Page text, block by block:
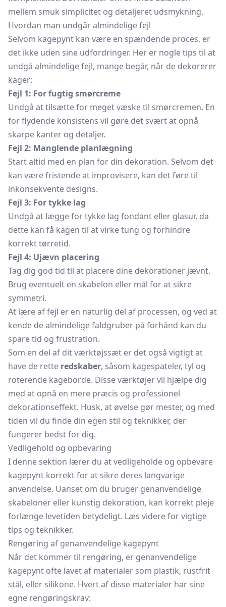
mellem smuk simplicitet og detaljeret udsmykning.
Hvordan man undgår almindelige fejl
Selvom kagepynt kan være en spændende proces, er
det ikke uden sine udfordringer. Her er nogle tips til at
undgå almindelige fejl, mange begår, når de dekorerer
kager:
Fejl 1: For fugtig smørcreme
Undgå at tilsætte for meget væske til smørcremen. En
for flydende konsistens vil gøre det svært at opnå
skarpe kanter og detaljer.
Fejl 2: Manglende planlægning
Start altid med en plan for din dekoration. Selvom det
kan være fristende at improvisere, kan det føre til
inkonsekvente designs.
Fejl 3: For tykke lag
Undgå at lægge for tykke lag fondant eller glasur, da
dette kan få kagen til at virke tung og forhindre
korrekt tørretid.
Fejl 4: Ujævn placering
Tag dig god tid til at placere dine dekorationer jævnt.
Brug eventuelt en skabelon eller mål for at sikre
symmetri.
At lære af fejl er en naturlig del af processen, og ved at
kende de almindelige faldgruber på forhånd kan du
spare tid og frustration.
Som en del af dit værktøjssæt er det også vigtigt at
have de rette redskaber, såsom kagespateler, tyl og
roterende kageborde. Disse værktøjer vil hjælpe dig
med at opnå en mere præcis og professionel
dekorationseffekt. Husk, at øvelse gør mester, og med
tiden vil du finde din egen stil og teknikker, der
fungerer bedst for dig.
Vedligehold og opbevaring
I denne sektion lærer du at vedligeholde og opbevare
kagepynt korrekt for at sikre deres langvarige
anvendelse. Uanset om du bruger genanvendelige
skabeloner eller kunstig dekoration, kan korrekt pleje
forlænge levetiden betydeligt. Læs videre for vigtige
tips og teknikker.
Rengøring af genanvendelige kagepynt
Når det kommer til rengøring, er genanvendelige
kagepynt ofte lavet af materialer som plastik, rustfrit
stål, eller silikone. Hvert af disse materialer har sine
egne rengøringskrav: